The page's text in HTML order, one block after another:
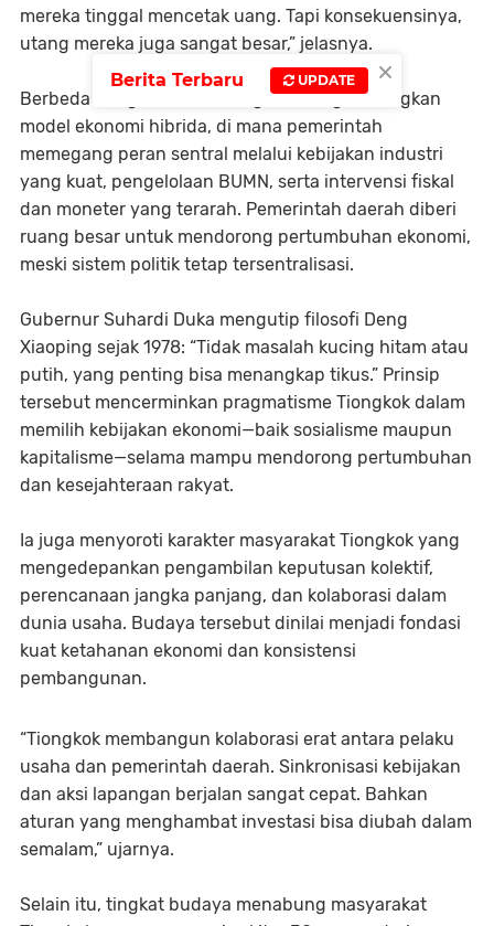
mereka tinggal mencetak uang. Tapi konsekuensinya,
utang mereka juga sangat besar,” jelasnya.
Berbeda dengan Barat, Tiongkok mengembangkan
model ekonomi hibrida, di mana pemerintah
memegang peran sentral melalui kebijakan industri
yang kuat, pengelolaan BUMN, serta intervensi fiskal
dan moneter yang terarah. Pemerintah daerah diberi
ruang besar untuk mendorong pertumbuhan ekonomi,
meski sistem politik tetap tersentralisasi.
Gubernur Suhardi Duka mengutip filosofi Deng
Xiaoping sejak 1978: “Tidak masalah kucing hitam atau
putih, yang penting bisa menangkap tikus.” Prinsip
tersebut mencerminkan pragmatisme Tiongkok dalam
memilih kebijakan ekonomi—baik sosialisme maupun
kapitalisme—selama mampu mendorong pertumbuhan
dan kesejahteraan rakyat.
Ia juga menyoroti karakter masyarakat Tiongkok yang
mengedepankan pengambilan keputusan kolektif,
perencanaan jangka panjang, dan kolaborasi dalam
dunia usaha. Budaya tersebut dinilai menjadi fondasi
kuat ketahanan ekonomi dan konsistensi
pembangunan.
“Tiongkok membangun kolaborasi erat antara pelaku
usaha dan pemerintah daerah. Sinkronisasi kebijakan
dan aksi lapangan berjalan sangat cepat. Bahkan
aturan yang menghambat investasi bisa diubah dalam
semalam,” ujarnya.
Selain itu, tingkat budaya menabung masyarakat
×
Berita Terbaru UPDATE